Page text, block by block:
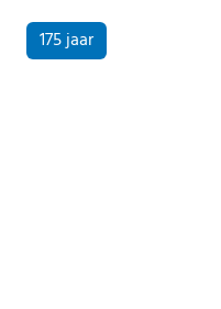
175 jaar